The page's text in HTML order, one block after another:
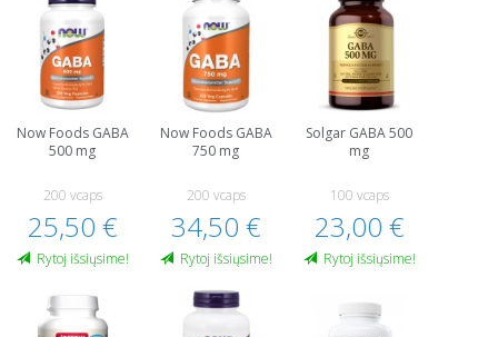
Now Foods GABA
500 mg
200 vcaps
25,50 €
Rytoj išsiųsime!
Now Foods GABA
750 mg
200 vcaps
34,50 €
Rytoj išsiųsime!
Solgar GABA 500
mg
100 vcaps
23,00 €
Rytoj išsiųsime!